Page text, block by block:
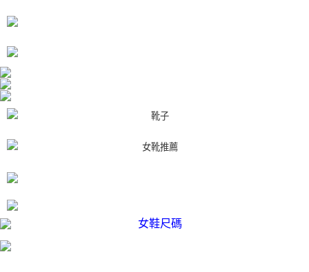
「AFTEE先享後付」，若未經同意申辦者引起之損失，本公司不負相關責
時審查核予不同之上限額度；若仍有額度不足之情形，本公司將視審查結果